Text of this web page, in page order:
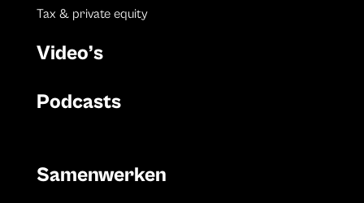
Tax & private equity
Video’s
Podcasts
Samenwerken